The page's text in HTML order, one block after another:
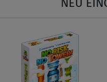
NEU